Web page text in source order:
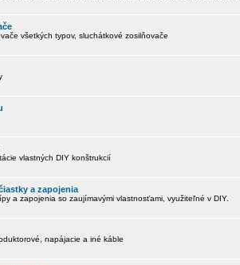
všetkých typov, sluchátkové zosilňovače
vlastných DIY konštrukcií
a zapojenia
a zapojenia so zaujímavými vlastnosťami, využiteľné v DIY.
napájacie a iné káble